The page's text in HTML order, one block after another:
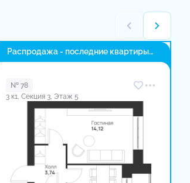
Распродажа - последние квартиры
№ 78
3 к1, Секция 3, Этаж 5